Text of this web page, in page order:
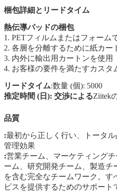
梱包詳細とリードタイム
熱伝導パッドの梱包
1. PETフィルムまたはフォーム
2. 各層を分離するために紙カー
3. 内外に輸出用カートンを使用
4. お客様の要件を満たすカスタ
リードタイム:数量 (個): 5000
推定時間 (日): 交渉によるZiitek
品質
:最初から正しく行い、トータ
管理効果
:営業チーム、マーケティング
ーム、研究開発チーム、製造チ
を含む完全なチームワーク。
ビスを提供するためのサポート